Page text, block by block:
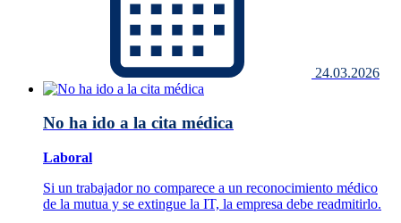
24.03.2026
No ha ido a la cita médica
Laboral
Si un trabajador no comparece a un reconocimiento médico
de la mutua y se extingue la IT, la empresa debe readmitirlo.